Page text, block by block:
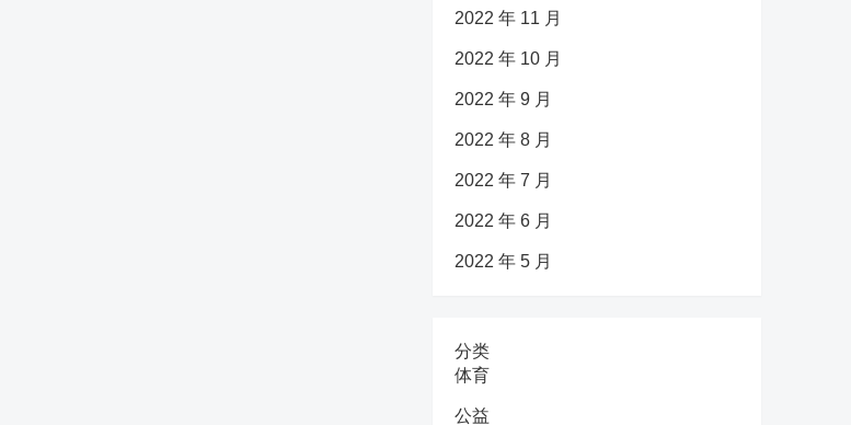
2022 年 11 月
2022 年 10 月
2022 年 9 月
2022 年 8 月
2022 年 7 月
2022 年 6 月
2022 年 5 月
分类
体育
公益